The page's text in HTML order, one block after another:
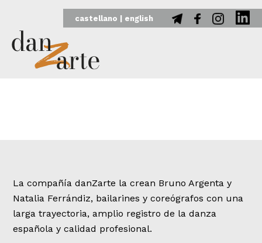
La compañía danZarte la crean Bruno Argenta y
Natalia Ferrándiz, bailarines y coreógrafos con una
larga trayectoria, amplio registro de la danza
española y calidad profesional.